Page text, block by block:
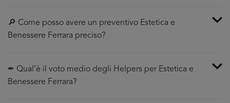
🔎 Come posso avere un preventivo Estetica e
Benessere Ferrara preciso?
✒ Qual’è il voto medio degli Helpers per Estetica e
Benessere Ferrara?